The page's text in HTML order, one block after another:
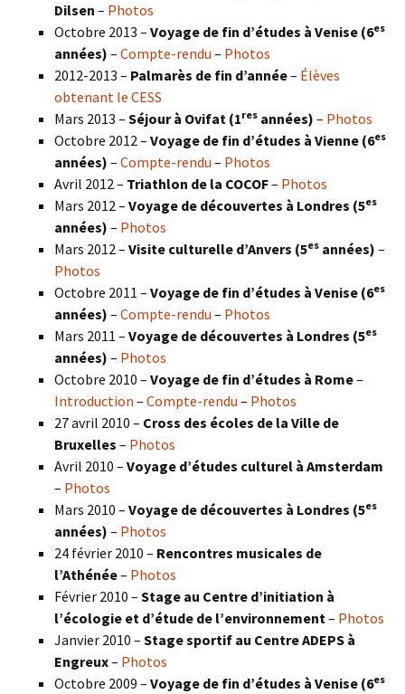
Dilsen – Photos
Octobre 2013 – Voyage de fin d’études à Venise (6es
années) – Compte-rendu – Photos
2012-2013 – Palmarès de fin d’année– Élèves
obtenant le CESS
Mars 2013 – Séjour à Ovifat (1res années) – Photos
Octobre 2012 – Voyage de fin d’études à Vienne (6es
années) – Compte-rendu – Photos
Avril 2012 – Triathlon de la COCOF– Photos
Mars 2012 – Voyage de découvertes à Londres (5es
années) – Photos
Mars 2012 – Visite culturelle d’Anvers (5es années) –
Photos
Octobre 2011 – Voyage de fin d’études à Venise (6es
années) – Compte-rendu – Photos
Mars 2011 – Voyage de découvertes à Londres (5es
années) – Photos
Octobre 2010 – Voyage de fin d’études à Rome–
Introduction – Compte-rendu – Photos
27 avril 2010 – Cross des écoles de la Ville de
Bruxelles – Photos
Avril 2010 – Voyage d’études culturel à Amsterdam
– Photos
Mars 2010 – Voyage de découvertes à Londres (5es
années) – Photos
24 février 2010 – Rencontres musicales de
l’Athénée– Photos
Février 2010 – Stage au Centre d’initiation à
l’écologie et d’étude de l’environnement– Photos
Janvier 2010 – Stage sportif au Centre ADEPS à
Engreux– Photos
Octobre 2009 – Voyage de fin d’études à Venise (6es